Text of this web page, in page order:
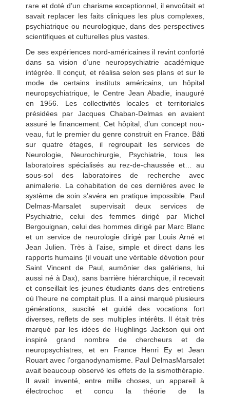
rare et doté d’un charisme exceptionnel, il envoûtait et
savait replacer les faits cliniques les plus complexes,
psychiatrique ou neurologique, dans des perspectives
scientifiques et culturelles plus vastes.
De ses expériences nord-américaines il revint conforté
dans sa vision d’une neuropsychiatrie académique
intégrée. Il conçut, et réalisa selon ses plans et sur le
mode de certains instituts américains, un hôpital
neuropsychiatrique, le Centre Jean Abadie, inauguré
en 1956. Les collectivités locales et territoriales
présidées par Jacques Chaban-Delmas en avaient
assuré le financement. Cet hôpital, d’un concept nou-
veau, fut le premier du genre construit en France. Bâti
sur quatre étages, il regroupait les services de
Neurologie, Neurochirurgie, Psychiatrie, tous les
laboratoires spécialisés au rez-de-chaussée et… au
sous-sol des laboratoires de recherche avec
animalerie. La cohabitation de ces dernières avec le
système de soin s’avéra en pratique impossible. Paul
Delmas-Marsalet supervisait deux services de
Psychiatrie, celui des femmes dirigé par Michel
Bergouignan, celui des hommes dirigé par Marc Blanc
et un service de neurologie dirigé par Louis Arné et
Jean Julien. Très à l’aise, simple et direct dans les
rapports humains (il vouait une véritable dévotion pour
Saint Vincent de Paul, aumônier des galériens, lui
aussi né à Dax), sans barrière hiérarchique, il recevait
et conseillait les jeunes étudiants dans des entretiens
où l’heure ne comptait plus. Il a ainsi marqué plusieurs
générations, suscité et guidé des vocations fort
diverses, reflets de ses multiples intérêts. Il était très
marqué par les idées de Hughlings Jackson qui ont
inspiré grand nombre de chercheurs et de
neuropsychiatres, et en France Henri Ey et Jean
Rouart avec l’organodynamisme. Paul DelmasMarsalet
avait beaucoup observé les effets de la sismothérapie.
Il avait inventé, entre mille choses, un appareil à
électrochoc et conçu la théorie de la